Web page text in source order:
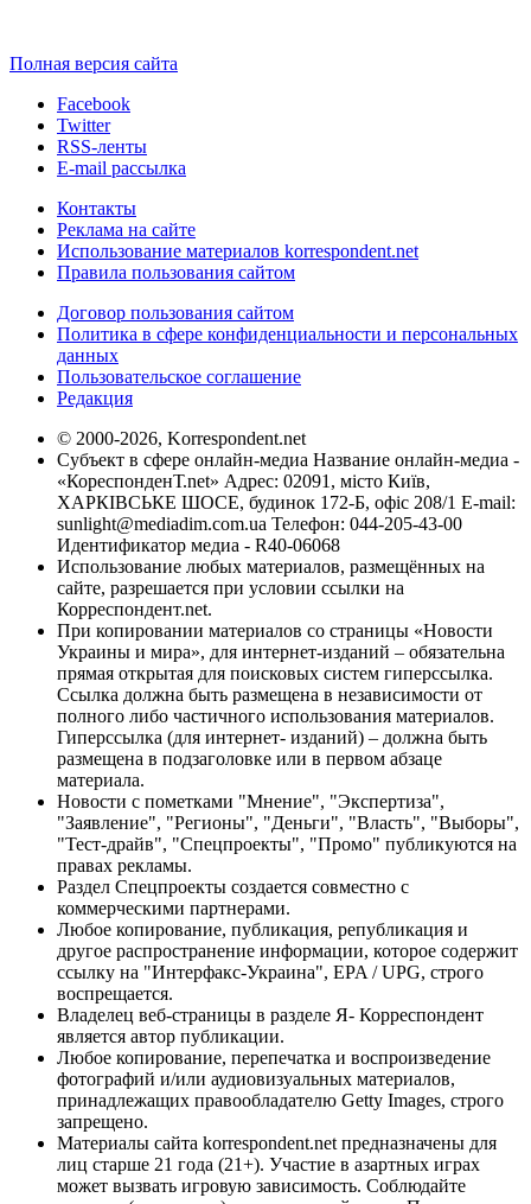
Полная версия сайта
Facebook
Twitter
RSS-ленты
E-mail рассылка
Контакты
Реклама на сайте
Использование материалов korrespondent.net
Правила пользования сайтом
Договор пользования сайтом
Политика в сфере конфиденциальности и персональных
данных
Пользовательское соглашение
Редакция
© 2000-2026, Korrespondent.net
Субъект в сфере онлайн-медиа Название онлайн-медиа -
«КореспонденТ.net» Адрес: 02091, місто Київ,
ХАРКІВСЬКЕ ШОСЕ, будинок 172-Б, офіс 208/1 E-mail:
sunlight@mediadim.com.ua Телефон: 044-205-43-00
Идентификатор медиа - R40-06068
Использование любых материалов, размещённых на
сайте, разрешается при условии ссылки на
Корреспондент.net.
При копировании материалов со страницы «Новости
Украины и мира», для интернет-изданий – обязательна
прямая открытая для поисковых систем гиперссылка.
Ссылка должна быть размещена в независимости от
полного либо частичного использования материалов.
Гиперссылка (для интернет- изданий) – должна быть
размещена в подзаголовке или в первом абзаце
материала.
Новости с пометками "Мнение", "Экспертиза",
"Заявление", "Регионы", "Деньги", "Власть", "Выборы",
"Тест-драйв", "Спецпроекты", "Промо" публикуются на
правах рекламы.
Раздел Спецпроекты создается совместно с
коммерческими партнерами.
Любое копирование, публикация, републикация и
другое распространение информации, которое содержит
ссылку на "Интерфакс-Украина", EPA / UPG, строго
воспрещается.
Владелец веб-страницы в разделе Я- Корреспондент
является автор публикации.
Любое копирование, перепечатка и воспроизведение
фотографий и/или аудиовизуальных материалов,
принадлежащих правообладателю Getty Images, строго
запрещено.
Материалы сайта korrespondent.net предназначены для
лиц старше 21 года (21+). Участие в азартных играх
может вызвать игровую зависимость. Соблюдайте